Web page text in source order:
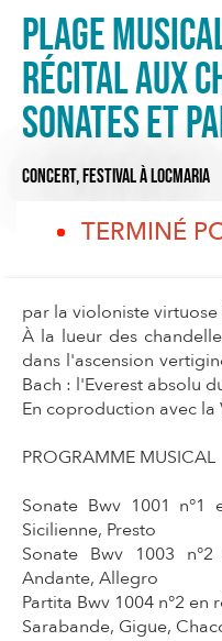
Plage
Récital aux
Sonates et
CONCERT,FESTIVALÀ LOCMARIA
TERMINÉ
par la violoniste virtuose
À la lueur des
dans l'ascension
Bach : l'Everest absolu
En coproduction avec la
PROGRAMME MUSICAL
Sonate Bwv 1001 n°1
Sicilienne, Presto
Sonate Bwv 1003
Andante, Allegro
Partita Bwv 1004 n°2
Sarabande, Gigue,